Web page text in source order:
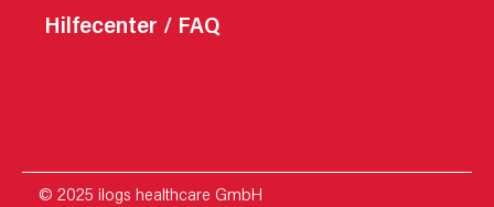
Hilfecenter / FAQ
© 2025 ilogs healthcare GmbH